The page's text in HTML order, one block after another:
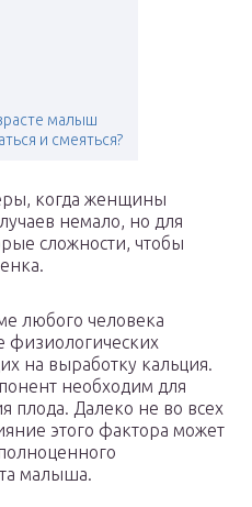
малыш
и смеяться?
когда женщины
немало, но для
сложности, чтобы
любого человека
физиологических
на выработку кальция.
необходим для
плода. Далеко не во всех
этого фактора может
малыша.